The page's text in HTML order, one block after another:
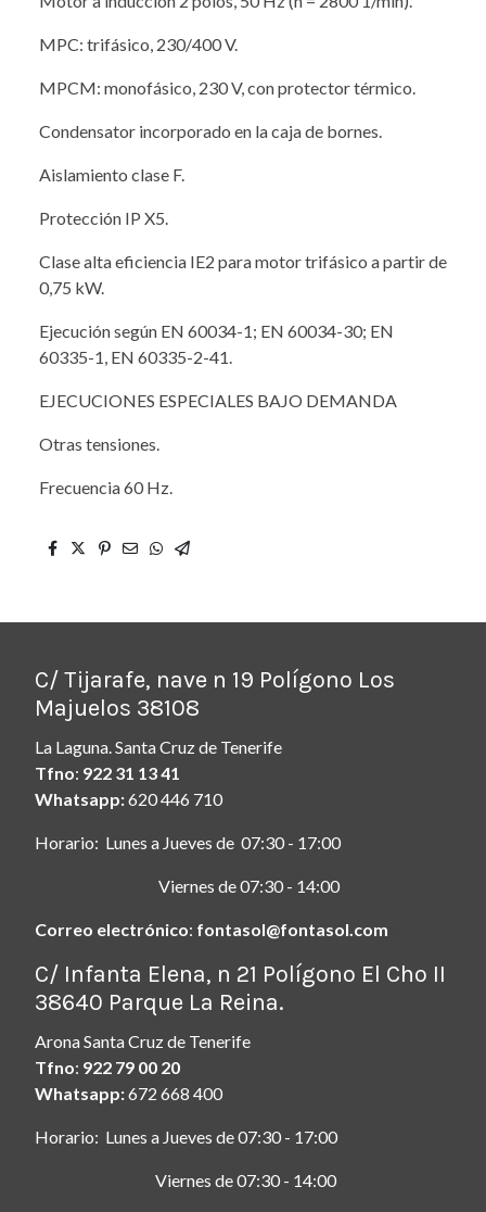
MPC: trifásico, 230/400 V.
MPCM: monofásico, 230 V, con protector térmico.
Condensator incorporado en la caja de bornes.
Aislamiento clase F.
Protección IP X5.
Clase alta eficiencia IE2 para motor trifásico a partir de
0,75 kW.
Ejecución según EN 60034-1; EN 60034-30; EN
60335-1, EN 60335-2-41.
EJECUCIONES ESPECIALES BAJO DEMANDA
Otras tensiones.
Frecuencia 60 Hz.
C/ Tijarafe, nave n 19 Polígono Los
Majuelos 38108
La Laguna. Santa Cruz de Tenerife
Tfno: 922 31 13 41
Whatsapp:620 446 710
Horario: Lunes a Jueves de 07:30 - 17:00
Viernes de 07:30 - 14:00
Correo electrónico: fontasol@fontasol.com
C/ Infanta Elena, n 21 Polígono El Cho II
38640 Parque La Reina.
Arona Santa Cruz de Tenerife
Tfno: 922 79 00 20
Whatsapp:672 668 400
Horario: Lunes a Jueves de 07:30 - 17:00
Viernes de 07:30 - 14:00